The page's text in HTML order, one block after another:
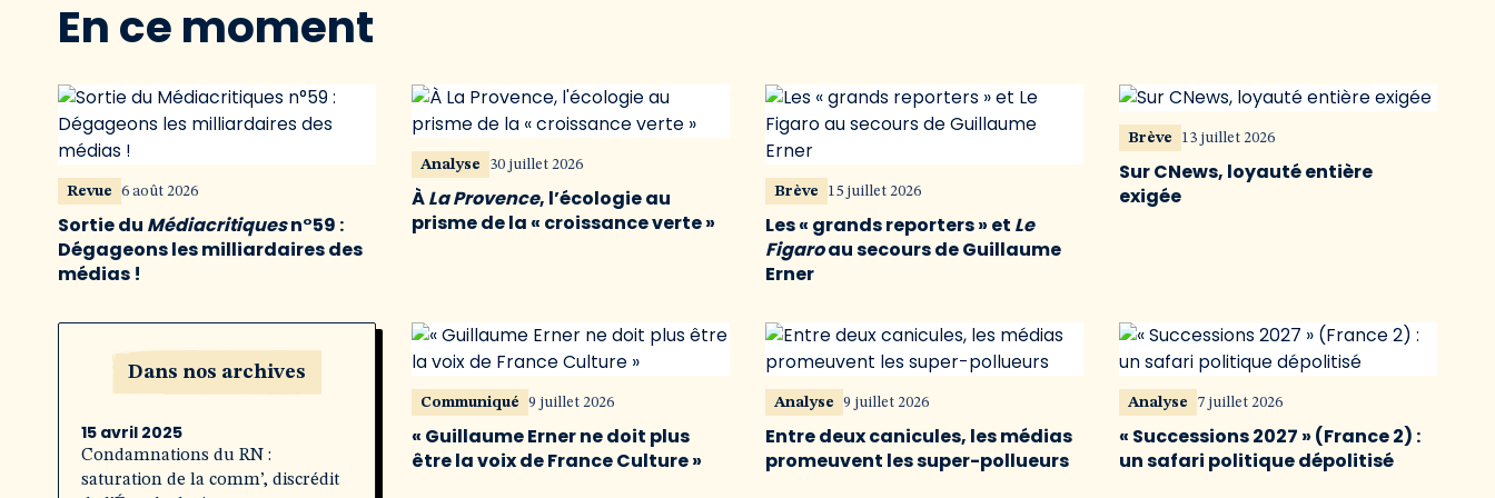
En ce moment
Revue 6 août 2026
Sortie du Médiacritiquesn°59 :
Dégageons les milliardaires des
médias !
Analyse 30 juillet 2026
ÀLa Provence, l’écologie au
prisme de la « croissance verte »
Brève 15 juillet 2026
Les « grands reporters » et Le
Figaroau secours de Guillaume
Erner
Brève 13 juillet 2026
Sur CNews, loyauté entière
exigée
Dans nos archives
15 avril 2025
Condamnations du RN :
saturation de la comm’, discrédit
Communiqué 9 juillet 2026
« Guillaume Erner ne doit plus
être la voix de France Culture »
Analyse 9 juillet 2026
Entre deux canicules, les médias
promeuvent les super-pollueurs
Analyse 7 juillet 2026
« Successions 2027 » (France 2) :
un safari politique dépolitisé